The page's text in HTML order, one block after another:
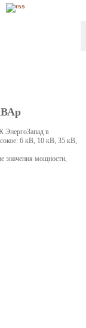
ЭнергоЗапад в
6 кВ, 10 кВ, 35 кВ,
значения мощности,